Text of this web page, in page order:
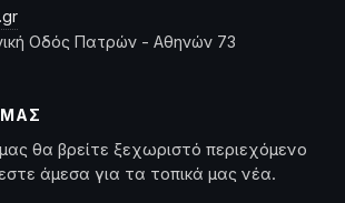
Οδός Πατρών - Αθηνών 73
θα βρείτε ξεχωριστό περιεχόμενο
άμεσα για τα τοπικά μας νέα.